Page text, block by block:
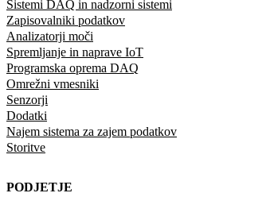
Sistemi DAQ in nadzorni sistemi
Zapisovalniki podatkov
Analizatorji moči
Spremljanje in naprave IoT
Programska oprema DAQ
Omrežni vmesniki
Senzorji
Dodatki
Najem sistema za zajem podatkov
Storitve
PODJETJE